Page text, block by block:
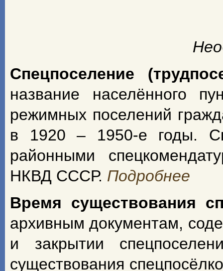
Спецпоселение
название населённого
режимных поселений
в 1920 – 1950-е годы.
районными
НКВД СССР. Подробнее
Время существования
архивным документам,
и закрытии
существования